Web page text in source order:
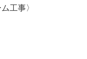
工事〉